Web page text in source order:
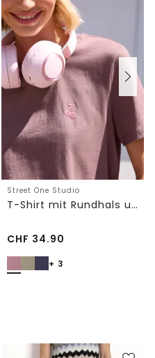
Street One Studio
T-Shirt mit Rundhals und Embroidery-Detail
CHF 34.90
+ 3